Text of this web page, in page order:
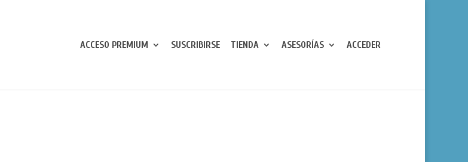
ACCESO PREMIUM SUSCRIBIRSE TIENDA ASESORÍAS ACCEDER